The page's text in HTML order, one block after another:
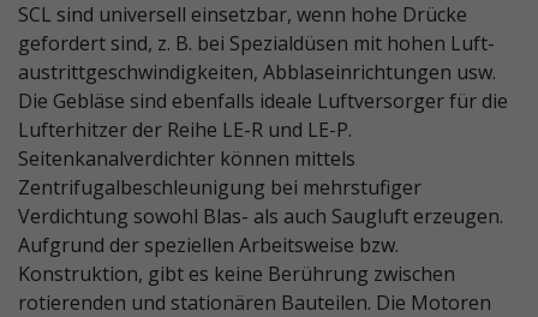
SCL sind universell einsetzbar, wenn hohe Drücke
gefordert sind, z. B. bei Spezialdüsen mit hohen Luft­
austrittgeschwindigkeiten, Abblaseinrichtungen usw.
Die Gebläse sind ebenfalls ideale Luftversorger für die
Lufterhitzer der Reihe LE-R und LE-P.
Seitenkanalverdichter können mittels
Zentrifugalbeschleunigung bei mehrstufiger
Verdichtung sowohl Blas- als auch Saugluft erzeugen.
Aufgrund der speziellen Arbeitsweise bzw.
Konstruktion, gibt es keine Berührung zwischen
rotierenden und stationären Bauteilen. Die Motoren